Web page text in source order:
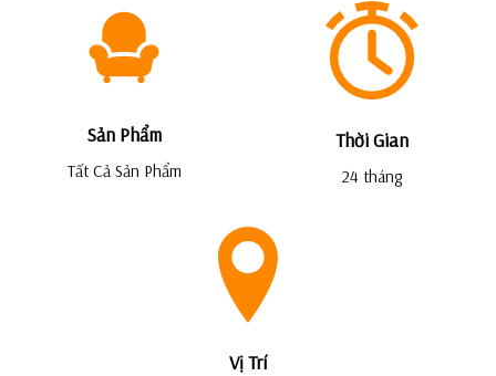
Sản Phẩm
Tất Cả Sản Phẩm
Thời Gian
24 tháng
Vị Trí